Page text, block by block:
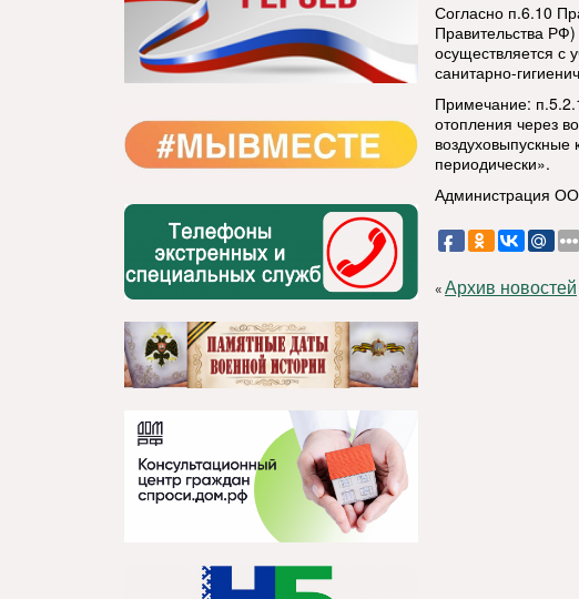
Согласно п.6.10
Правительства
осуществляется с
санитарно-
Примечание:
отопления через
воздуховыпускные
периодически».
Администрация
«Архив новостей